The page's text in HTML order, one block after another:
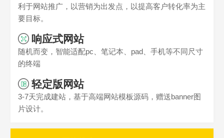
利于网站推广，以营销为出发点，以提高客户转化率为主
要目标。
响应式网站
随机而变，智能适配pc、笔记本、pad、手机等不同尺寸
的终端
轻定版网站
3-7天完成建站，基于高端网站模板源码，赠送banner图
片设计。